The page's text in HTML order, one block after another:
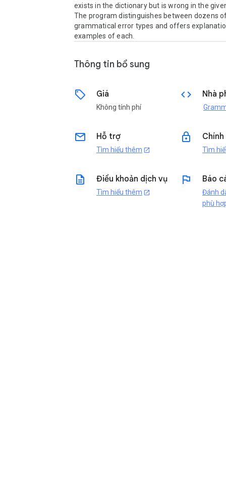
exists in the dictionary but is wrong in the
The program distinguishes between dozens
grammatical error types and offers
examples of each.
Thông tin bổ sung
sell Giá
Không tính phí
code Nhà
email Hỗ trợ
Tìm hiểu thêm open_in_new
lock
Tìm
description Điều khoản dịch vụ
Tìm hiểu thêm open_in_new
flag Báo
Đánh
phù